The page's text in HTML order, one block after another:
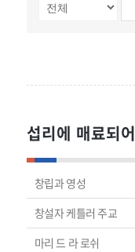
섭리에 매료되어
창립과 영성
창설자 케틀러 주교
마리 드 라 로쉬